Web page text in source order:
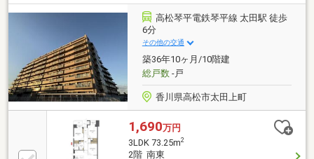
高松琴平電鉄琴平線 太田駅 徒歩
6分
その他の交通
築36年10ヶ月/10階建
総戸数-戸
香川県高松市太田上町
1,690万円
3LDK 73.25m2
2階 南東